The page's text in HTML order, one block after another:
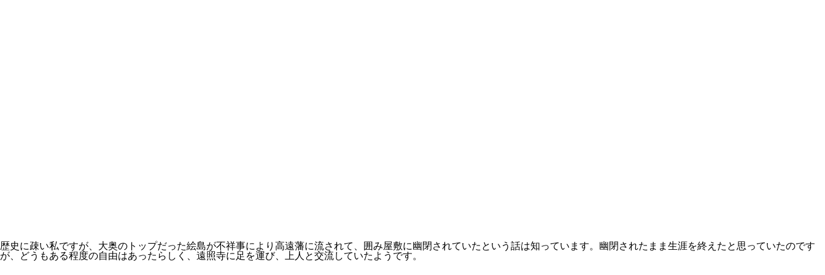
歴史に疎い私ですが、大奥のトップだった絵島が不祥事により高遠藩に流されて、囲み屋敷に幽閉されていたという話は知っています。幽閉されたまま生涯を終えたと思っていたのです
が、どうもある程度の自由はあったらしく、遠照寺に足を運び、上人と交流していたようです。